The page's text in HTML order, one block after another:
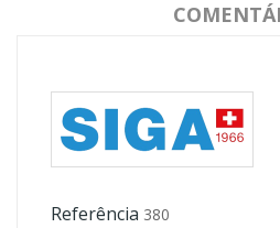
Referência 380